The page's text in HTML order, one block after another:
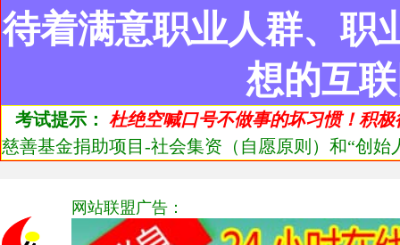
待着满意职业人群、职
想的互
考试提示： 杜绝空喊口号不做事的坏习惯！积
慈善基金捐助项目-社会集资（自愿原则）和“创
网站联盟广告：